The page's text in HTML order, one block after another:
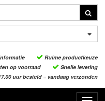
Ruime productkeuze
op voorraad
Snelle levering
uur besteld = vandaag verzonden